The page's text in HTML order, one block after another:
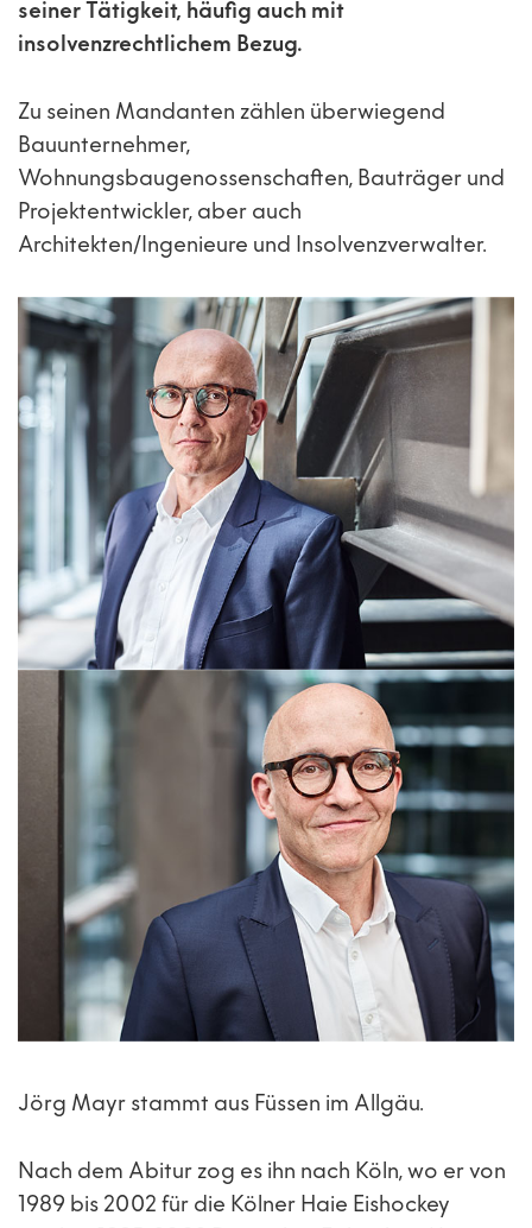
seiner Tätigkeit, häufig auch mit
insolvenzrechtlichem Bezug.
Zu seinen Mandanten zählen überwiegend
Bauunternehmer,
Wohnungsbaugenossenschaften, Bauträger und
Projektentwickler, aber auch
Architekten/Ingenieure und Insolvenzverwalter.
Jörg Mayr stammt aus Füssen im Allgäu.
Nach dem Abitur zog es ihn nach Köln, wo er von
1989 bis 2002 für die Kölner Haie Eishockey